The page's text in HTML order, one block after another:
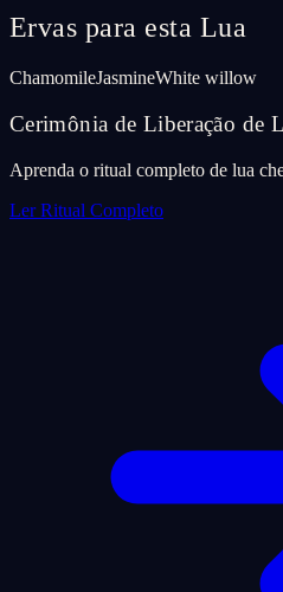
Ervas para esta Lua
ChamomileJasmineWhite willow
Cerimônia de Liberação de
Aprenda o ritual completo de lua
Ler Ritual Completo